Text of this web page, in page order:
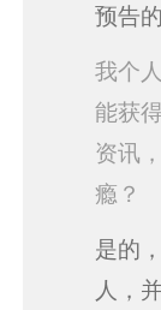
预告
我个
能获
资讯
瘾？
是的
人，